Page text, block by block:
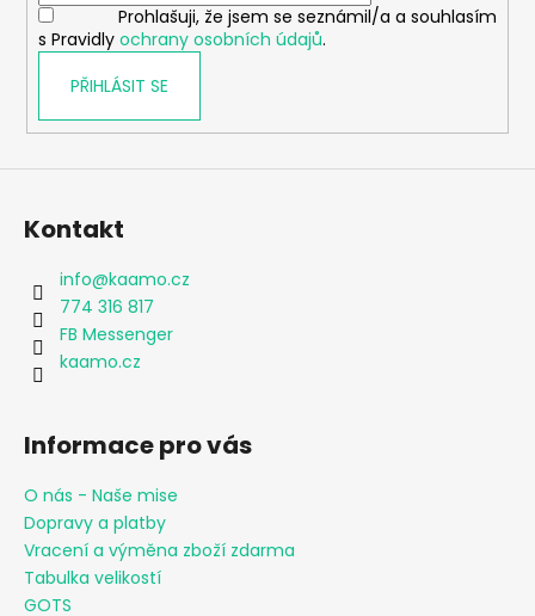
Prohlašuji, že jsem se seznámil/a a souhlasím
s Pravidly ochrany osobních údajů.
PŘIHLÁSIT SE
Kontakt
info@kaamo.cz
774 316 817
FB Messenger
kaamo.cz
Informace pro vás
O nás - Naše mise
Dopravy a platby
Vracení a výměna zboží zdarma
Tabulka velikostí
GOTS